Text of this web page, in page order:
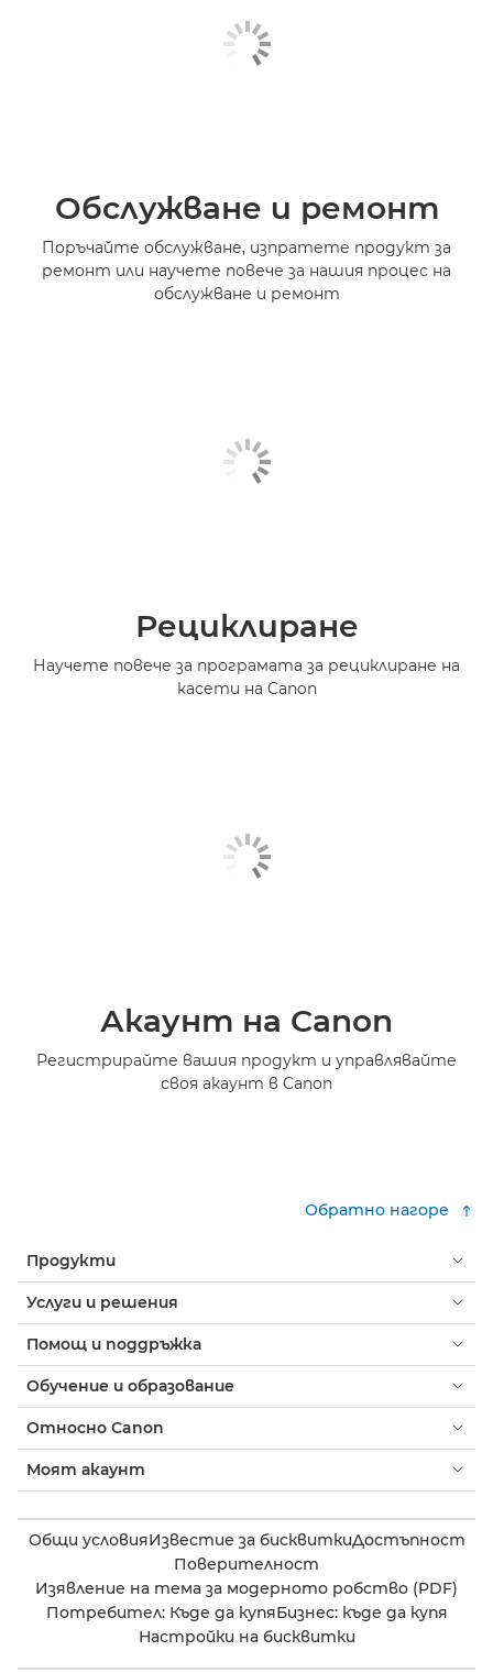
Обслужване и ремонт
Поръчайте обслужване, изпратете продукт за
ремонт или научете повече за нашия процес на
обслужване и ремонт
Рециклиране
Научете повече за програмата за рециклиране на
касети на Canon
Акаунт на Canon
Регистрирайте вашия продукт и управлявайте
своя акаунт в Canon
Обратно нагоре
Продукти
Услуги и решения
Помощ и поддръжка
Обучение и образование
Относно Canon
Моят акаунт
Общи условияИзвестие за бисквиткиДостъпност
Поверителност
Изявление на тема за модерното робство (PDF)
Потребител: Къде да купяБизнес: къде да купя
Настройки на бисквитки